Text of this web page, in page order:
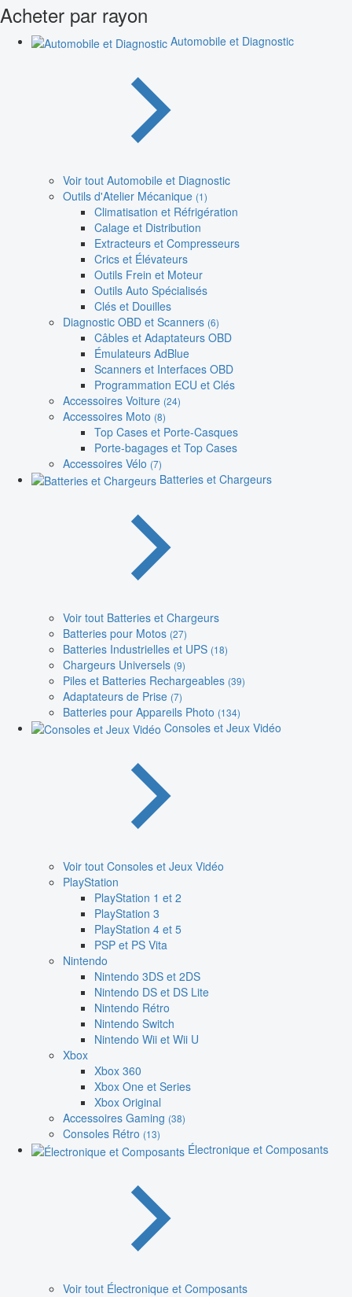
Acheter par rayon
Automobile et Diagnostic
Voir tout Automobile et Diagnostic
Outils d'Atelier Mécanique (1)
Climatisation et Réfrigération
Calage et Distribution
Extracteurs et Compresseurs
Crics et Élévateurs
Outils Frein et Moteur
Outils Auto Spécialisés
Clés et Douilles
Diagnostic OBD et Scanners (6)
Câbles et Adaptateurs OBD
Émulateurs AdBlue
Scanners et Interfaces OBD
Programmation ECU et Clés
Accessoires Voiture (24)
Accessoires Moto (8)
Top Cases et Porte-Casques
Porte-bagages et Top Cases
Accessoires Vélo (7)
Batteries et Chargeurs
Voir tout Batteries et Chargeurs
Batteries pour Motos (27)
Batteries Industrielles et UPS (18)
Chargeurs Universels (9)
Piles et Batteries Rechargeables (39)
Adaptateurs de Prise (7)
Batteries pour Appareils Photo (134)
Consoles et Jeux Vidéo
Voir tout Consoles et Jeux Vidéo
PlayStation
PlayStation 1 et 2
PlayStation 3
PlayStation 4 et 5
PSP et PS Vita
Nintendo
Nintendo 3DS et 2DS
Nintendo DS et DS Lite
Nintendo Rétro
Nintendo Switch
Nintendo Wii et Wii U
Xbox
Xbox 360
Xbox One et Series
Xbox Original
Accessoires Gaming (38)
Consoles Rétro (13)
Électronique et Composants
Voir tout Électronique et Composants